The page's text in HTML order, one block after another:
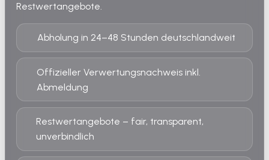
Restwertangebote.
Abholung in 24–48 Stunden deutschlandweit
Offizieller Verwertungsnachweis inkl.
Abmeldung
Restwertangebote – fair, transparent,
unverbindlich